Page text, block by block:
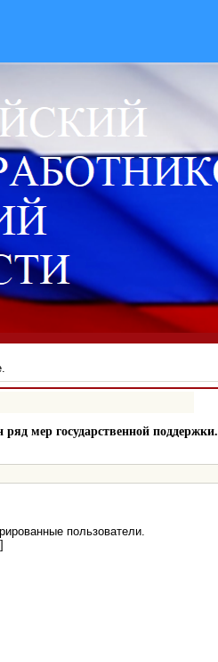
мер государственной поддержки.
пользователи.
]